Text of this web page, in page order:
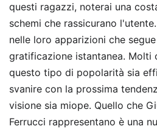
questi ragazzi, noterai una
schemi che rassicurano
nelle loro apparizioni che
gratificazione istantanea. Molti
questo tipo di popolarità sia
svanire con la prossima
visione sia miope. Quello che
Ferrucci rappresentano è una